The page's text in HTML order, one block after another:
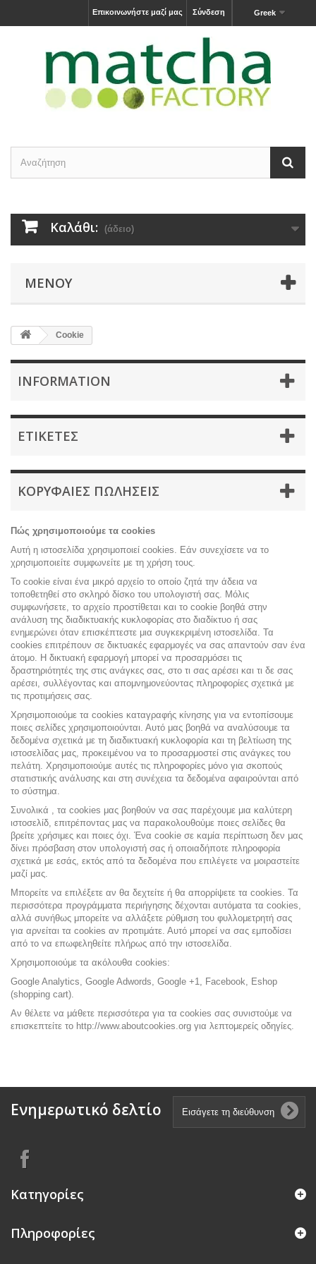
Greek
Σύνδεση
Επικοινωνήστε μαζί μας
Καλάθι: (άδειο)
ΜΕΝΟΎ
Cookie
INFORMATION
ΕΤΙΚΈΤΕΣ
ΚΟΡΥΦΑΊΕΣ ΠΩΛΉΣΕΙΣ
Πώς χρησιμοποιούμε τα cookies
Αυτή η ιστοσελίδα χρησιμοποιεί cookies. Εάν συνεχίσετε να το
χρησιμοποιείτε συμφωνείτε με τη χρήση τους.
Το cookie είναι ένα μικρό αρχείο το οποίο ζητά την άδεια να
τοποθετηθεί στο σκληρό δίσκο του υπολογιστή σας. Μόλις
συμφωνήσετε, το αρχείο προστίθεται και το cookie βοηθά στην
ανάλυση της διαδικτυακής κυκλοφορίας στο διαδίκτυο ή σας
ενημερώνει όταν επισκέπτεστε μια συγκεκριμένη ιστοσελίδα. Τα
cookies επιτρέπουν σε δικτυακές εφαρμογές να σας απαντούν σαν ένα
άτομο. Η δικτυακή εφαρμογή μπορεί να προσαρμόσει τις
δραστηριότητές της στις ανάγκες σας, στο τι σας αρέσει και τι δε σας
αρέσει, συλλέγοντας και απομνημονεύοντας πληροφορίες σχετικά με
τις προτιμήσεις σας.
Χρησιμοποιούμε τα cookies καταγραφής κίνησης για να εντοπίσουμε
ποιες σελίδες χρησιμοποιούνται. Αυτό μας βοηθά να αναλύσουμε τα
δεδομένα σχετικά με τη διαδικτυακή κυκλοφορία και τη βελτίωση της
ιστοσελίδας μας, προκειμένου να το προσαρμοστεί στις ανάγκες του
πελάτη. Χρησιμοποιούμε αυτές τις πληροφορίες μόνο για σκοπούς
στατιστικής ανάλυσης και στη συνέχεια τα δεδομένα αφαιρούνται από
το σύστημα.
Συνολικά , τα cookies μας βοηθούν να σας παρέχουμε μια καλύτερη
ιστοσελίδ, επιτρέποντας μας να παρακολουθούμε ποιες σελίδες θα
βρείτε χρήσιμες και ποιες όχι. Ένα cookie σε καμία περίπτωση δεν μας
δίνει πρόσβαση στον υπολογιστή σας ή οποιαδήποτε πληροφορία
σχετικά με εσάς, εκτός από τα δεδομένα που επιλέγετε να μοιραστείτε
μαζί μας.
Μπορείτε να επιλέξετε αν θα δεχτείτε ή θα απορρίψετε τα cookies. Τα
περισσότερα προγράμματα περιήγησης δέχονται αυτόματα τα cookies,
αλλά συνήθως μπορείτε να αλλάξετε ρύθμιση του φυλλομετρητή σας
για αρνείται τα cookies αν προτιμάτε. Αυτό μπορεί να σας εμποδίσει
από το να επωφεληθείτε πλήρως από την ιστοσελίδα.
Χρησιμοποιούμε τα ακόλουθα cookies:
Google Analytics, Google Adwords, Google +1, Facebook, Eshop
(shopping cart).
Αν θέλετε να μάθετε περισσότερα για τα cookies σας συνιστούμε να
επισκεπτείτε το http://www.aboutcookies.org για λεπτομερείς οδηγίες.
Ενημερωτικό δελτίο
Κατηγορίες
Πληροφορίες